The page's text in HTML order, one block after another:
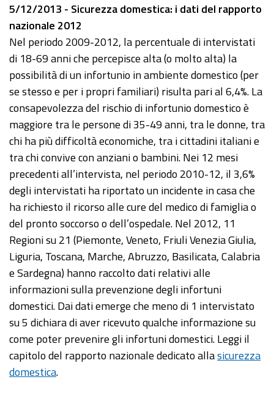
5/12/2013 - Sicurezza domestica: i dati del rapporto
nazionale 2012
Nel periodo 2009-2012, la percentuale di intervistati
di 18-69 anni che percepisce alta (o molto alta) la
possibilità di un infortunio in ambiente domestico (per
se stesso e per i propri familiari) risulta pari al 6,4%. La
consapevolezza del rischio di infortunio domestico è
maggiore tra le persone di 35-49 anni, tra le donne, tra
chi ha più difficoltà economiche, tra i cittadini italiani e
tra chi convive con anziani o bambini. Nei 12 mesi
precedenti all’intervista, nel periodo 2010-12, il 3,6%
degli intervistati ha riportato un incidente in casa che
ha richiesto il ricorso alle cure del medico di famiglia o
del pronto soccorso o dell’ospedale. Nel 2012, 11
Regioni su 21 (Piemonte, Veneto, Friuli Venezia Giulia,
Liguria, Toscana, Marche, Abruzzo, Basilicata, Calabria
e Sardegna) hanno raccolto dati relativi alle
informazioni sulla prevenzione degli infortuni
domestici. Dai dati emerge che meno di 1 intervistato
su 5 dichiara di aver ricevuto qualche informazione su
come poter prevenire gli infortuni domestici. Leggi il
capitolo del rapporto nazionale dedicato allasicurezza
domestica.